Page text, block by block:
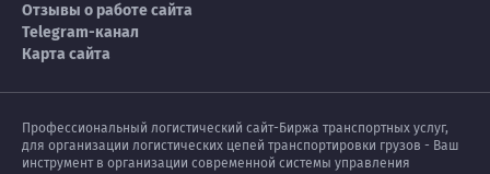
Отзывы о работе сайта
Telegram-канал
Карта сайта
Профессиональный логистический сайт-Биржа транспортных услуг,
для организации логистических цепей транспортировки грузов - Ваш
инструмент в организации современной системы управления